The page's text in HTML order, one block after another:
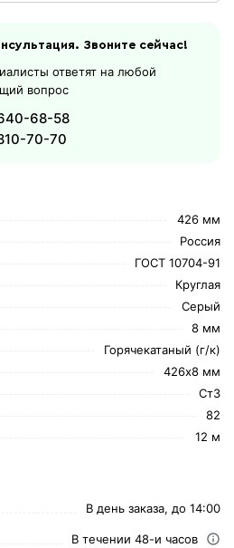
426 мм
Россия
ГОСТ 10704-91
Круглая
Серый
8 мм
Горячекатаный (г/к)
426х8 мм
Ст3
82
12 м
В день заказа, до 14:00
В течении 48-и часов
Звоните сейчас!
ответят на любой
вопрос
68-58
70-70